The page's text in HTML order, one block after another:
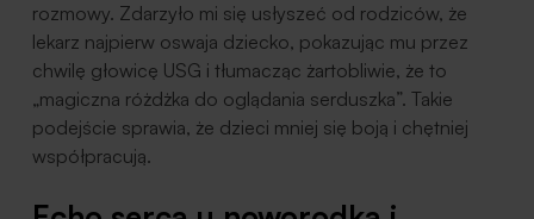
rozmowy. Zdarzyło mi się usłyszeć od rodziców, że
lekarz najpierw oswaja dziecko, pokazując mu przez
chwilę głowicę USG i tłumacząc żartobliwie, że to
„magiczna różdżka do oglądania serduszka”. Takie
podejście sprawia, że dzieci mniej się boją i chętniej
współpracują.